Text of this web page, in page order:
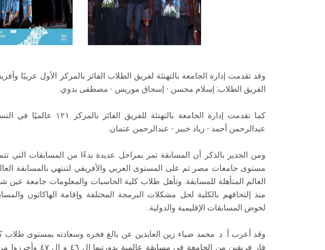
الفريق الطلاب: إسلام محسن - إسحاق موريس - مصطفى بدوي.
عبدالرحمن أحمد - زياد خبيز - عبدالرحمن عتمان.
ومن الجدير بالذكر أن المسابقة تمر بمراحل عديدة بدءًا من المسابقات
مستوى جامعات مصر ثم على المستوى العربي والأفريقي لتنتهي بالمسابقة
العالم المتأهلة للمسابقة. وتأهل طلاب كلية الحاسبات والمعلومات جامعة
منذ إلتحاقهم بالكلية لحل مشكلات البرمجة المختلفة وإقامة الهاكاثون
لخوض المسابقات الإقليمية والدولية.
وقد أعرب أ. د. محمد ضياء زين العابدين عن بالغ فخره وسعادته بمستوى طلاب
فاز فريقين من الجامعة في